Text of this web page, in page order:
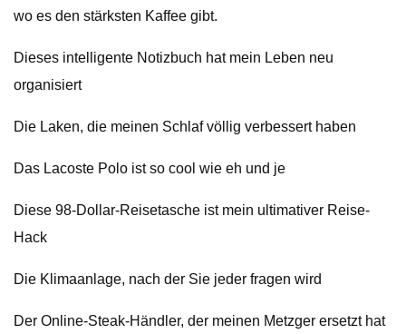
wo es den stärksten Kaffee gibt.
Dieses intelligente Notizbuch hat mein Leben neu
organisiert
Die Laken, die meinen Schlaf völlig verbessert haben
Das Lacoste Polo ist so cool wie eh und je
Diese 98-Dollar-Reisetasche ist mein ultimativer Reise-
Hack
Die Klimaanlage, nach der Sie jeder fragen wird
Der Online-Steak-Händler, der meinen Metzger ersetzt hat